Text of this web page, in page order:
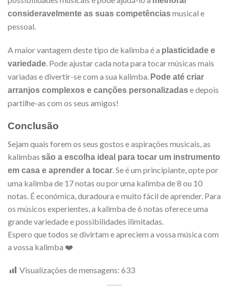
consideravelmente as suas competênciasmusical e
pessoal.
A maior vantagem deste tipo de kalimba é a plasticidade e
variedade. Pode ajustar cada nota para tocar músicas mais
variadas e divertir-se com a sua kalimba. Pode até criar
arranjos complexos e canções personalizadase depois
partilhe-as com os seus amigos!
Conclusão
Sejam quais forem os seus gostos e aspirações musicais, as
kalimbas são a escolha ideal para tocar um instrumento
em casa e aprender a tocar . Se é um principiante, opte por
uma kalimba de 17 notas ou por uma kalimba de 8 ou 10
notas. É económica, duradoura e muito fácil de aprender. Para
os músicos experientes, a kalimba de 6 notas oferece uma
grande variedade e possibilidades ilimitadas.
Espero que todos se divirtam e apreciem a vossa música com
a vossa kalimba ❤️
Visualizações de mensagens: 633